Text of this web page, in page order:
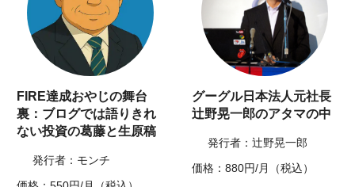
FIRE達成おやじの舞台
裏：ブログでは語りきれ
ない投資の葛藤と生原稿
発行者：モンチ
グーグル日本法人元社長
辻野晃一郎のアタマの中
発行者：辻野晃一郎
価格：880円/月（税込）